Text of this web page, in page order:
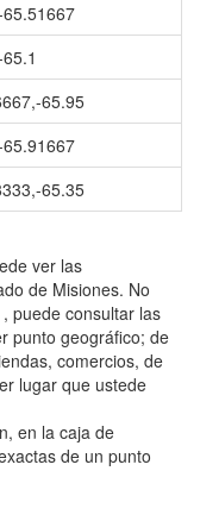
65.95
65.35
ver las
de Misiones. No
puede consultar las
punto geográfico; de
comercios, de
lugar que ustede
en la caja de
de un punto